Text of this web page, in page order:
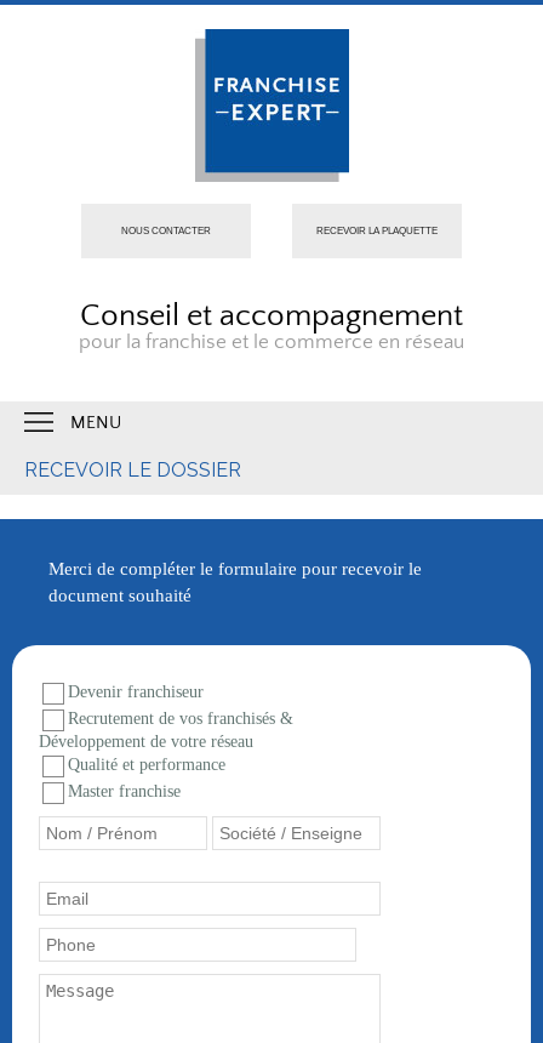
NOUS CONTACTER RECEVOIR LA PLAQUETTE
Conseil et accompagnement
pour la franchise et le commerce en réseau
MENU
RECEVOIR LE DOSSIER
Merci de compléter le formulaire pour recevoir le
document souhaité
Devenir franchiseur
Recrutement de vos franchisés &
Développement de votre réseau
Qualité et performance
Master franchise